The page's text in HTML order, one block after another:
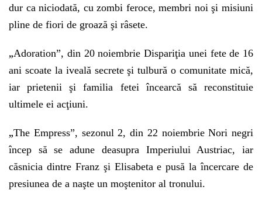
dur ca niciodată, cu zombi feroce, membri noi şi misiuni
pline de fiori de groază şi râsete.
„Adoration”, din 20 noiembrie Dispariţia unei fete de 16
ani scoate la iveală secrete şi tulbură o comunitate mică,
iar prietenii şi familia fetei încearcă să reconstituie
ultimele ei acţiuni.
„The Empress”, sezonul 2, din 22 noiembrie Nori negri
încep să se adune deasupra Imperiului Austriac, iar
căsnicia dintre Franz şi Elisabeta e pusă la încercare de
presiunea de a naşte un moştenitor al tronului.